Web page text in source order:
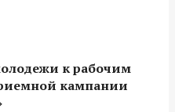
к рабочим
кампании